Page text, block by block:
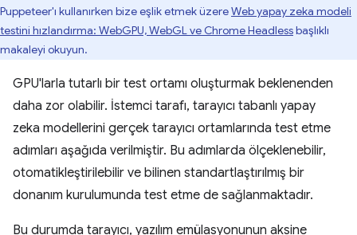
Puppeteer'ı kullanırken bize eşlik etmek üzereWeb yapay zeka modeli
testini hızlandırma: WebGPU, WebGL ve Chrome Headlessbaşlıklı
makaleyi okuyun.
GPU'larla tutarlı bir test ortamı oluşturmak beklenenden
daha zor olabilir. İstemci tarafı, tarayıcı tabanlı yapay
zeka modellerini gerçek tarayıcı ortamlarında test etme
adımları aşağıda verilmiştir. Bu adımlarda ölçeklenebilir,
otomatikleştirilebilir ve bilinen standartlaştırılmış bir
donanım kurulumunda test etme de sağlanmaktadır.
Bu durumda tarayıcı, yazılım emülasyonunun aksine